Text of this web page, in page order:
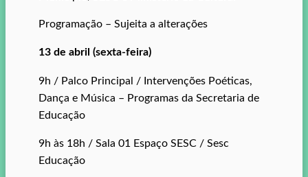
Programação – Sujeita a alterações
13 de abril (sexta-feira)
9h / Palco Principal / Intervenções Poéticas,
Dança e Música – Programas da Secretaria de
Educação
9h às 18h / Sala 01 Espaço SESC / Sesc
Educação